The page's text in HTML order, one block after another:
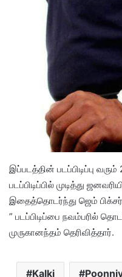
இப்படத்தின் படப்பிடிப்பு
படப்பிடிப்பில் முடித்து
இதைத்தொடர்ந்து ஜெம்
” படப்பிடிப்பை நவம்பரில்
முருகானந்தம் தெரிவித்தார்.
Kalki